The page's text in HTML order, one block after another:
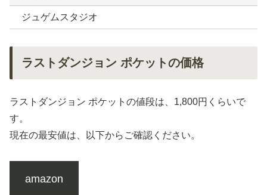
ジュゲムスタジオ
ラストダンジョン ポケットの価格
ラストダンジョン ポケットの値段は、1,800円くらいで
す。
現在の最安値は、以下からご確認ください。
amazon